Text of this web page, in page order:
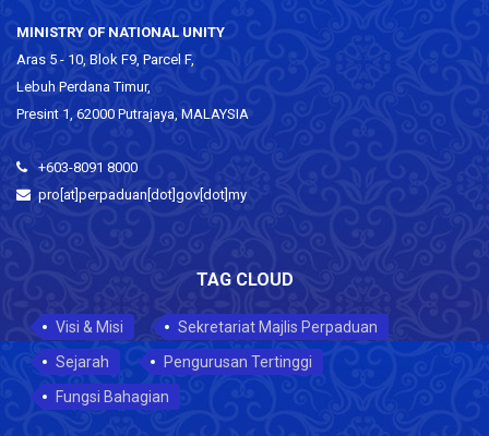
MINISTRY OF NATIONAL UNITY
Aras 5 - 10, Blok F9, Parcel F,
Lebuh Perdana Timur,
Presint 1, 62000 Putrajaya, MALAYSIA
+603-8091 8000
pro[at]perpaduan[dot]gov[dot]my
TAG CLOUD
Visi & Misi
Sekretariat Majlis Perpaduan
Sejarah
Pengurusan Tertinggi
Fungsi Bahagian